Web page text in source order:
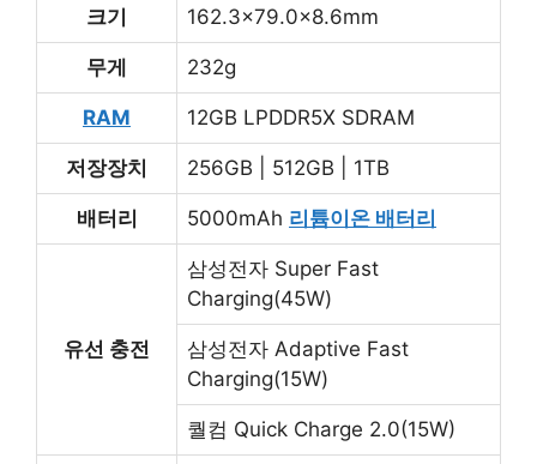
크기 162.3×79.0×8.6mm
무게 232g
RAM 12GB LPDDR5X SDRAM
저장장치 256GB | 512GB | 1TB
배터리 5000mAh 리튬이온 배터리
유선 충전
삼성전자 Super Fast
Charging(45W)
삼성전자 Adaptive Fast
Charging(15W)
퀄컴 Quick Charge 2.0(15W)